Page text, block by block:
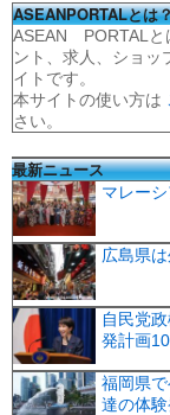
ASEANPORTALとは
ASEAN PORTALと
ント、求人、ショッ
イトです。
本サイトの使い方は
さい。
最新ニュース
マレー
広島県
自民党
発計画
福岡県
達の体